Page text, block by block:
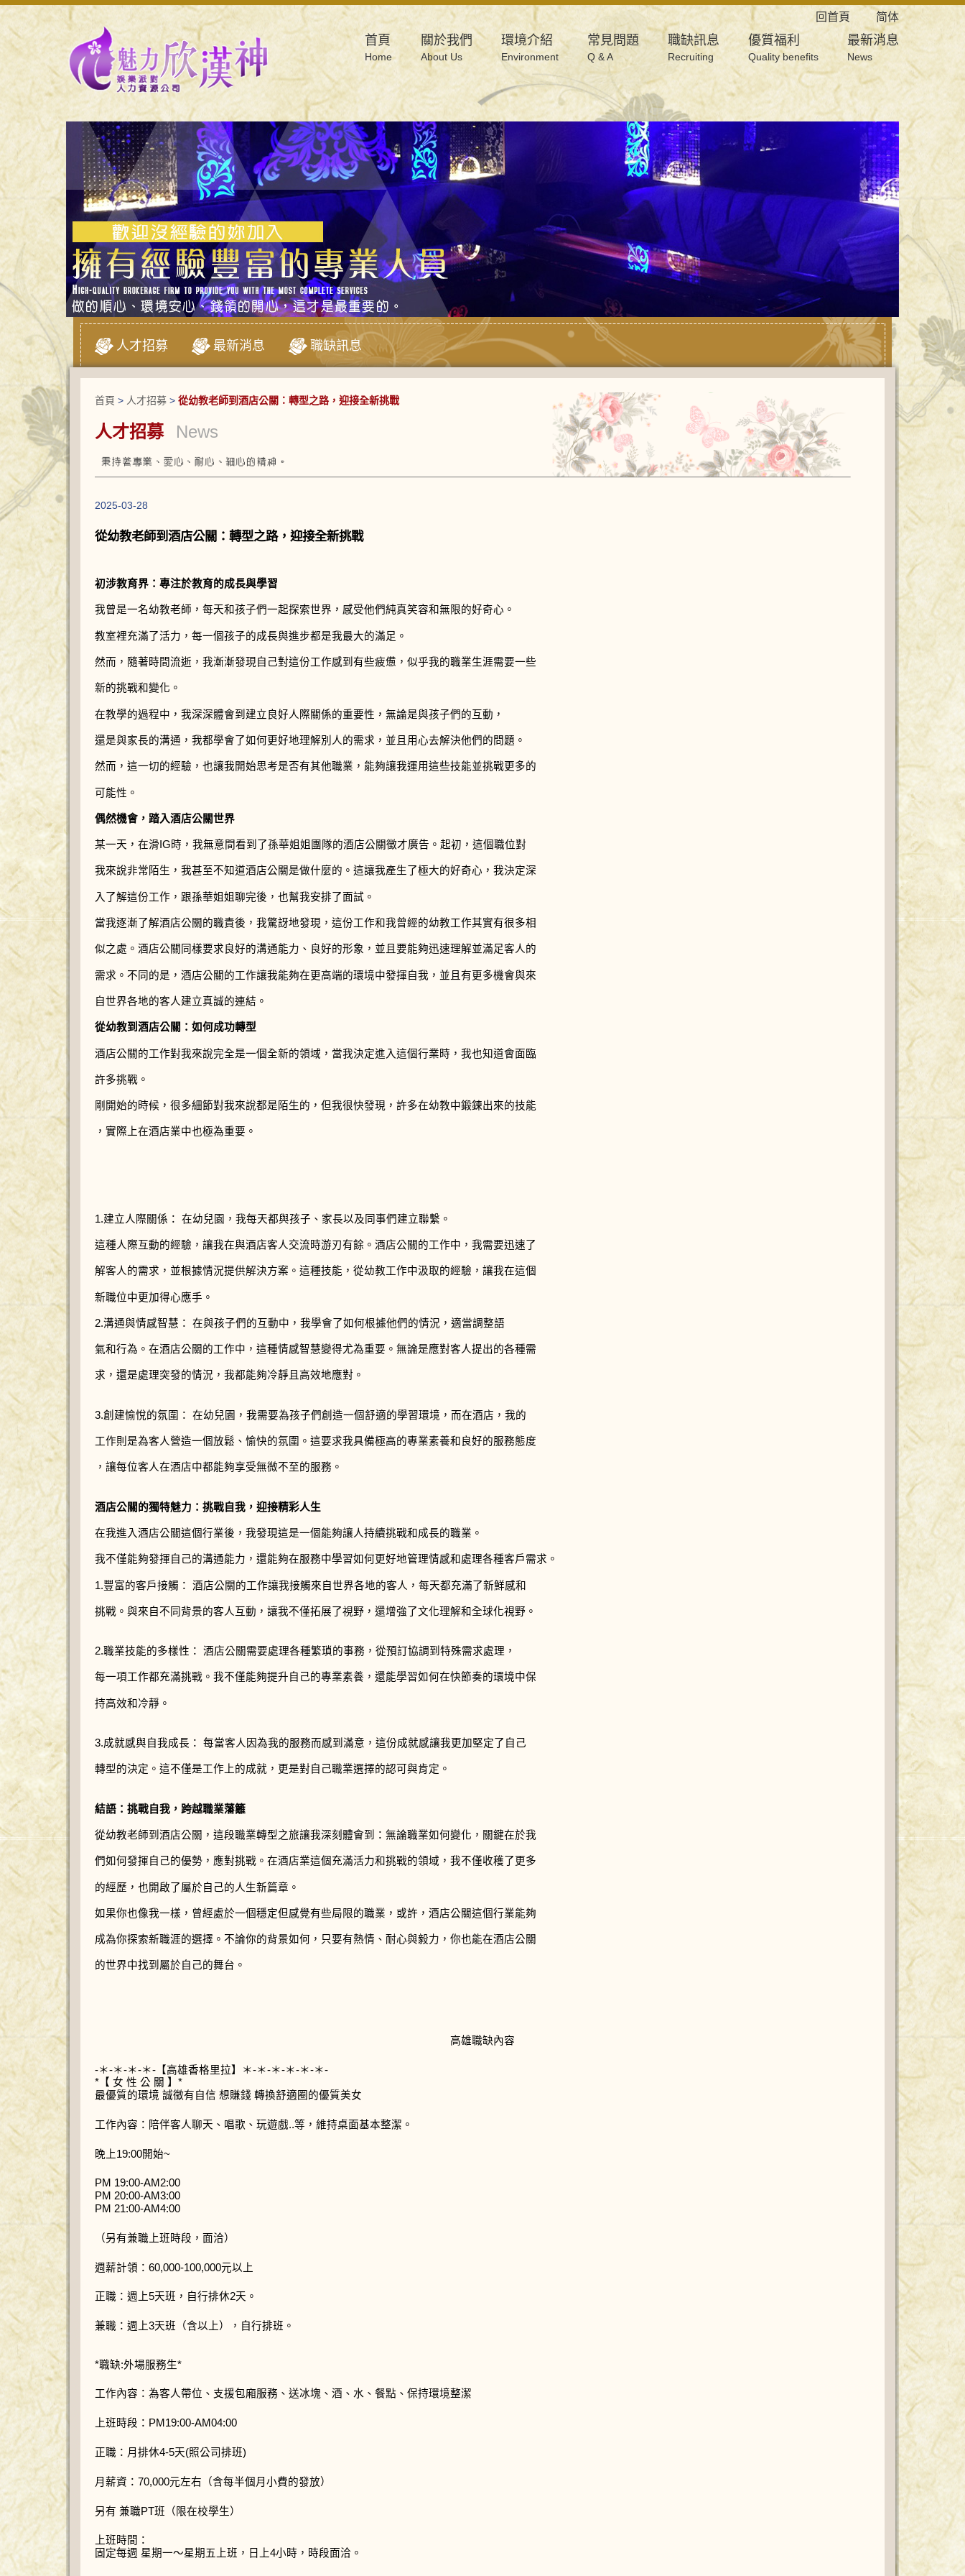
回首頁 简体
首頁
Home
關於我們
About Us
環境介紹
Environment
常見問題
Q & A
職缺訊息
Recruiting
優質福利
Quality benefits
最新消息
News
人才招募 最新消息 職缺訊息
首頁 > 人才招募 > 從幼教老師到酒店公關：轉型之路，迎接全新挑戰
人才招募 News
2025-03-28
從幼教老師到酒店公關：轉型之路，迎接全新挑戰
初涉教育界：專注於教育的成長與學習
我曾是一名幼教老師，每天和孩子們一起探索世界，感受他們純真笑容和無限的好奇心。
教室裡充滿了活力，每一個孩子的成長與進步都是我最大的滿足。
然而，隨著時間流逝，我漸漸發現自己對這份工作感到有些疲憊，似乎我的職業生涯需要一些
新的挑戰和變化。
在教學的過程中，我深深體會到建立良好人際關係的重要性，無論是與孩子們的互動，
還是與家長的溝通，我都學會了如何更好地理解別人的需求，並且用心去解決他們的問題。
然而，這一切的經驗，也讓我開始思考是否有其他職業，能夠讓我運用這些技能並挑戰更多的
可能性。
偶然機會，踏入酒店公關世界
某一天，在滑IG時，我無意間看到了孫華姐姐團隊的酒店公關徵才廣告。起初，這個職位對
我來說非常陌生，我甚至不知道酒店公關是做什麼的。這讓我產生了極大的好奇心，我決定深
入了解這份工作，跟孫華姐姐聊完後，也幫我安排了面試。
當我逐漸了解酒店公關的職責後，我驚訝地發現，這份工作和我曾經的幼教工作其實有很多相
似之處。酒店公關同樣要求良好的溝通能力、良好的形象，並且要能夠迅速理解並滿足客人的
需求。不同的是，酒店公關的工作讓我能夠在更高端的環境中發揮自我，並且有更多機會與來
自世界各地的客人建立真誠的連結。
從幼教到酒店公關：如何成功轉型
酒店公關的工作對我來說完全是一個全新的領域，當我決定進入這個行業時，我也知道會面臨
許多挑戰。
剛開始的時候，很多細節對我來說都是陌生的，但我很快發現，許多在幼教中鍛鍊出來的技能
，實際上在酒店業中也極為重要。
1.建立人際關係： 在幼兒園，我每天都與孩子、家長以及同事們建立聯繫。
這種人際互動的經驗，讓我在與酒店客人交流時游刃有餘。酒店公關的工作中，我需要迅速了
解客人的需求，並根據情況提供解決方案。這種技能，從幼教工作中汲取的經驗，讓我在這個
新職位中更加得心應手。
2.溝通與情感智慧： 在與孩子們的互動中，我學會了如何根據他們的情況，適當調整語
氣和行為。在酒店公關的工作中，這種情感智慧變得尤為重要。無論是應對客人提出的各種需
求，還是處理突發的情況，我都能夠冷靜且高效地應對。
3.創建愉悅的氛圍： 在幼兒園，我需要為孩子們創造一個舒適的學習環境，而在酒店，我的
工作則是為客人營造一個放鬆、愉快的氛圍。這要求我具備極高的專業素養和良好的服務態度
，讓每位客人在酒店中都能夠享受無微不至的服務。
酒店公關的獨特魅力：挑戰自我，迎接精彩人生
在我進入酒店公關這個行業後，我發現這是一個能夠讓人持續挑戰和成長的職業。
我不僅能夠發揮自己的溝通能力，還能夠在服務中學習如何更好地管理情感和處理各種客戶需求。
1.豐富的客戶接觸： 酒店公關的工作讓我接觸來自世界各地的客人，每天都充滿了新鮮感和
挑戰。與來自不同背景的客人互動，讓我不僅拓展了視野，還增強了文化理解和全球化視野。
2.職業技能的多樣性： 酒店公關需要處理各種繁瑣的事務，從預訂協調到特殊需求處理，
每一項工作都充滿挑戰。我不僅能夠提升自己的專業素養，還能學習如何在快節奏的環境中保
持高效和冷靜。
3.成就感與自我成長： 每當客人因為我的服務而感到滿意，這份成就感讓我更加堅定了自己
轉型的決定。這不僅是工作上的成就，更是對自己職業選擇的認可與肯定。
結語：挑戰自我，跨越職業藩籬
從幼教老師到酒店公關，這段職業轉型之旅讓我深刻體會到：無論職業如何變化，關鍵在於我
們如何發揮自己的優勢，應對挑戰。在酒店業這個充滿活力和挑戰的領域，我不僅收穫了更多
的經歷，也開啟了屬於自己的人生新篇章。
如果你也像我一樣，曾經處於一個穩定但感覺有些局限的職業，或許，酒店公關這個行業能夠
成為你探索新職涯的選擇。不論你的背景如何，只要有熱情、耐心與毅力，你也能在酒店公關
的世界中找到屬於自己的舞台。
高雄職缺內容
-＊-＊-＊-＊-【高雄香格里拉】＊-＊-＊-＊-＊-＊-
*【 女 性 公 關 】*
最優質的環境 誠徵有自信 想賺錢 轉換舒適圈的優質美女
工作內容：陪伴客人聊天、唱歌、玩遊戲..等，維持桌面基本整潔。
晚上19:00開始~
PM 19:00-AM2:00
PM 20:00-AM3:00
PM 21:00-AM4:00
（另有兼職上班時段，面洽）
週薪計領：60,000-100,000元以上
正職：週上5天班，自行排休2天。
兼職：週上3天班（含以上），自行排班。
*職缺:外場服務生*
工作內容：為客人帶位、支援包廂服務、送冰塊、酒、水、餐點、保持環境整潔
上班時段：PM19:00-AM04:00
正職：月排休4-5天(照公司排班)
月薪資：70,000元左右（含每半個月小費的發放）
另有 兼職PT班（限在校學生）
上班時間：
固定每週 星期一～星期五上班，日上4小時，時段面洽。